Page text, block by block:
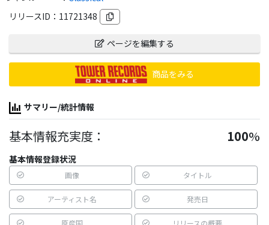
リリースID： 11721348
ページを編集する
商品をみる
サマリー/統計情報
基本情報充実度： 100%
基本情報登録状況
画像 タイトル
アーティスト名 発売日